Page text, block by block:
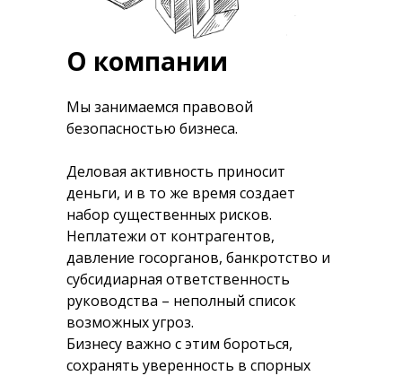
О компании
Мы занимаемся правовой
безопасностью бизнеса.
Деловая активность приносит
деньги, и в то же время создает
набор существенных рисков.
Неплатежи от контрагентов,
давление госорганов, банкротство и
субсидиарная ответственность
руководства – неполный список
возможных угроз.
Бизнесу важно с этим бороться,
сохранять уверенность в спорных